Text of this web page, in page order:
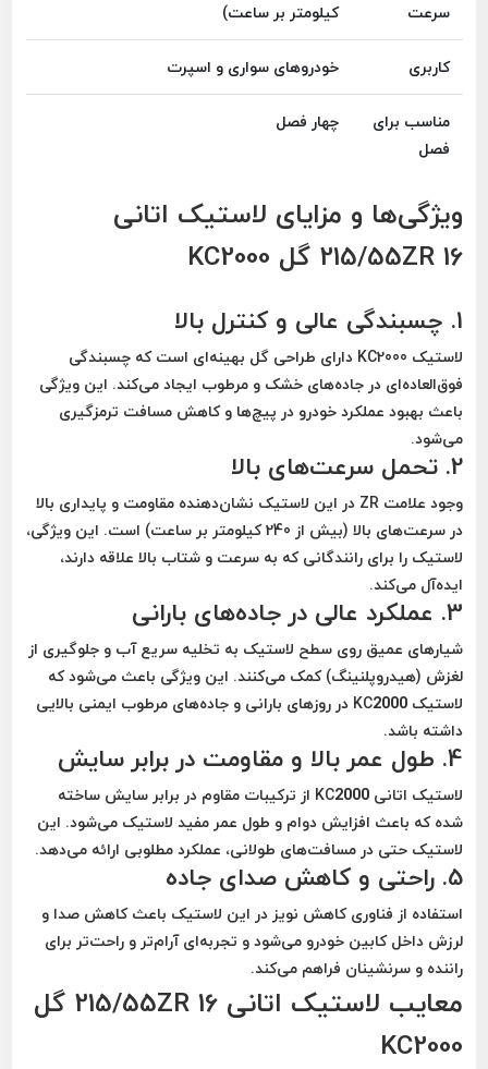
سرعت
کیلومتر بر ساعت)
کاربری
خودروهای سواری و اسپرت
مناسب برای
فصل
چهار فصل
ویژگی‌ها و مزایای لاستیک اتانی
215/55ZR 16 گل KC2000
1. چسبندگی عالی و کنترل بالا
لاستیک KC2000 دارای طراحی گل بهینه‌ای است کهچسبندگی
فوق‌العاده‌ای در جاده‌های خشک و مرطوب ایجاد می‌کند. این ویژگی
باعث بهبود عملکرد خودرو در پیچ‌ها و کاهشمسافت ترمزگیری
می‌شود.
2. تحمل سرعت‌های بالا
وجود علامتZR در این لاستیک نشان‌دهندهمقاومت و پایداری بالا
در سرعت‌های بالا (بیش از 240 کیلومتر بر ساعت)
است. این ویژگی،
لاستیک را برای رانندگانی که بهسرعت و شتاب بالا علاقه دارند،
ایده‌آل می‌کند.
3. عملکرد عالی در جاده‌های بارانی
شیارهای عمیق روی سطح لاستیک به تخلیه سریع آب و جلوگیری از
لغزش (هیدروپلنینگ)کمک می‌کنند. این ویژگی باعث می‌شود که
لاستیک KC2000 در
روزهای بارانی و جاده‌های مرطوب ایمنی بالایی
داشته باشد.
4. طول عمر بالا و مقاومت در برابر سایش
لاستیک اتانی KC2000 از ترکیبات مقاوم در برابر سایش ساخته
شده که باعث افزایشدوام و طول عمر مفید لاستیک می‌شود. این
لاستیک حتی در مسافت‌های طولانی، عملکرد مطلوبی ارائه می‌دهد.
5. راحتی و کاهش صدای جاده
استفاده از فناوری کاهش نویز در این لاستیک باعث کاهشصدا و
لرزش داخل کابین خودرو می‌شود و تجربه‌ای آرام‌تر و راحت‌تر برای
راننده و سرنشینان فراهم می‌کند.
معایب لاستیک اتانی 215/55ZR 16 گل
KC2000